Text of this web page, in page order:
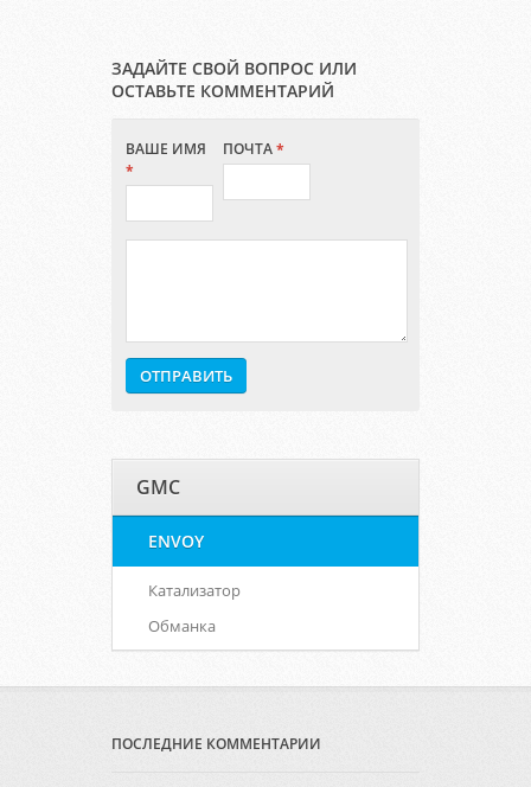
ЗАДАЙТЕ СВОЙ ВОПРОС ИЛИ
ОСТАВЬТЕ КОММЕНТАРИЙ
ВАШЕ ИМЯ
*
ПОЧТА*
GMC
ENVOY
Катализатор
Обманка
ПОСЛЕДНИЕ КОММЕНТАРИИ